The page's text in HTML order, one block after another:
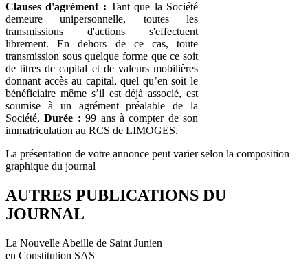
Clauses d'agrément : Tant que la Société
demeure unipersonnelle, toutes les
transmissions d'actions s'effectuent
librement. En dehors de ce cas, toute
transmission sous quelque forme que ce soit
de titres de capital et de valeurs mobilières
donnant accès au capital, quel qu’en soit le
bénéficiaire même s’il est déjà associé, est
soumise à un agrément préalable de la
Société,Durée : 99 ans à compter de son
immatriculation au RCS de LIMOGES.
La présentation de votre annonce peut varier selon la composition
graphique du journal
AUTRES PUBLICATIONS DU
JOURNAL
La Nouvelle Abeille de Saint Junien
en Constitution SAS